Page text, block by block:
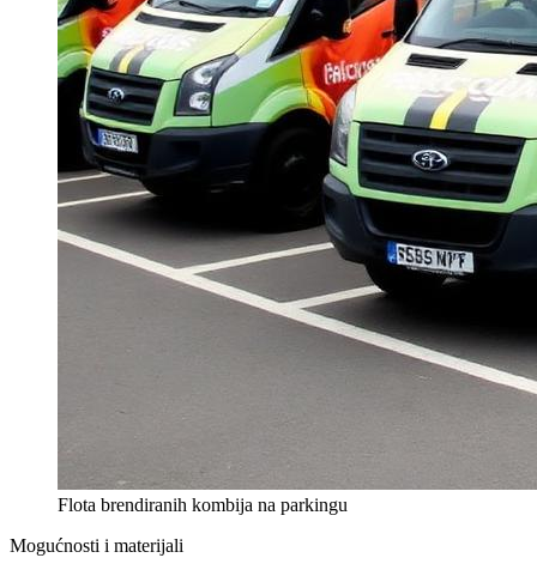
Flota brendiranih kombija na parkingu
Mogućnosti i materijali